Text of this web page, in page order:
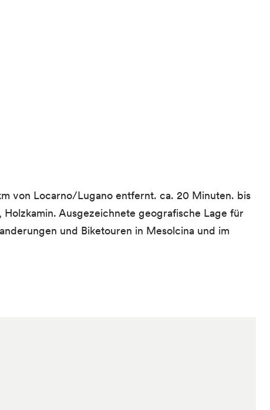
von Locarno/Lugano entfernt. ca. 20 Minuten. bis
Ausgezeichnete geografische Lage für
und Biketouren in Mesolcina und im